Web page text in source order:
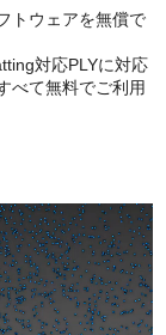
トウェアを無償で
対応PLYに対応
べて無料でご利用